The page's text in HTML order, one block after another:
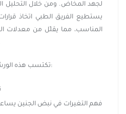
لجهد المخاض. ومن خلال
المناسب، مما يقلّل من معدلات
تكتسب هذه الورشة أهميتها من النقاط التالية:
فهم التغيرات في نبض الجنين